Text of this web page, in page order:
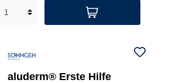
aluderm® Erste Hilfe